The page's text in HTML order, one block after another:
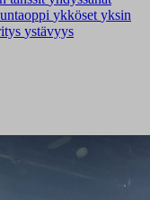
ykköset yksin
ystävyys